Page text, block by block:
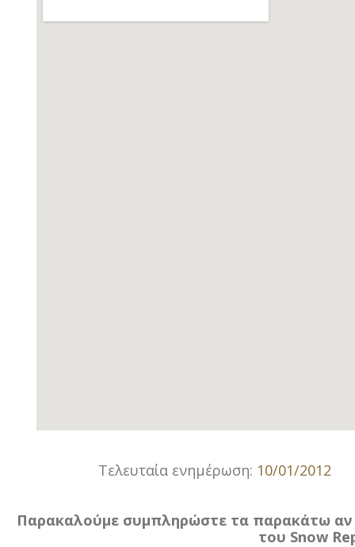
Τελευταία ενημέρωση: 10/01/2012
Παρακαλούμε συμπληρώστε τα παρακάτω αν
του Snow